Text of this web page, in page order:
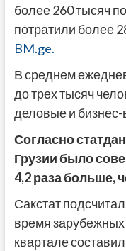
более 260 тысяч
потратили более
BM.ge.
В среднем
до трех тысяч
деловые и бизнес-
Согласно
Грузии было
4,2 раза больше,
Сакстат
время
квартале